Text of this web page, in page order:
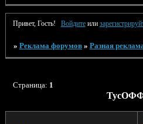
Привет, Гость! Войдитеили
» Реклама форумов » Разная
Страница: 1